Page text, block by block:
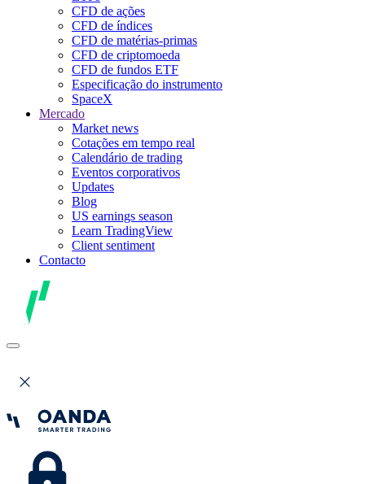
CFD de ações
CFD de índices
CFD de matérias-primas
CFD de criptomoeda
CFD de fundos ETF
Especificação do instrumento
SpaceX
Mercado
Market news
Cotações em tempo real
Calendário de trading
Eventos corporativos
Updates
Blog
US earnings season
Learn TradingView
Client sentiment
Contacto